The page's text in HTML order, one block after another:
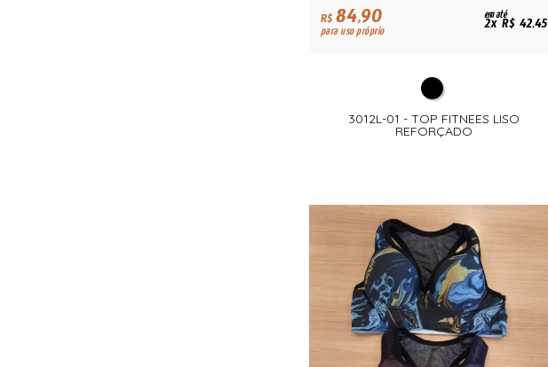
R$84,90
para uso próprio
em até
2x R$ 42,45
3012L-01 - TOP FITNEES LISO
REFORÇADO